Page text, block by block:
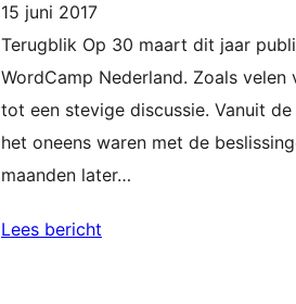
15 juni 2017
Terugblik Op 30 maart dit jaar
WordCamp Nederland. Zoals
tot een stevige discussie. Vanuit
het oneens waren met de
maanden later…
Lees bericht